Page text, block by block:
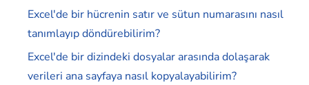
Excel'de bir hücrenin satır ve sütun numarasını nasıl
tanımlayıp döndürebilirim?
Excel'de bir dizindeki dosyalar arasında dolaşarak
verileri ana sayfaya nasıl kopyalayabilirim?